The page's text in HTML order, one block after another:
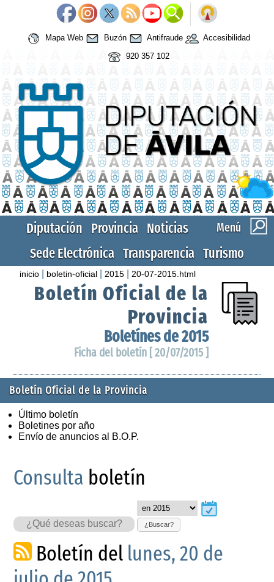
Mapa Web Buzón Antifraude
Accesibilidad
920 357 102
Menú
Diputación Provincia Noticias
Sede Electrónica Transparencia Turismo
inicio boletin-oficial 2015 20-07-2015.html
Boletín Oficial de la
Provincia
Boletínes de 2015
Ficha del boletín [ 20/07/2015 ]
Boletín Oficial de la Provincia
Último boletín
Boletines por año
Envío de anuncios al B.O.P.
Consulta boletín
¿Buscar?
Boletín del lunes, 20 de